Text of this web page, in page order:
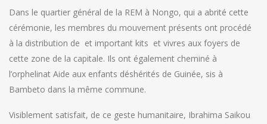
Dans le quartier général de la REM à Nongo, qui a abrité cette
cérémonie, les membres du mouvement présents ont procédé
à la distribution de et important kits et vivres aux foyers de
cette zone de la capitale. Ils ont également cheminé à
l’orphelinat Aide aux enfants déshérités de Guinée, sis à
Bambeto dans la même commune.
Visiblement satisfait, de ce geste humanitaire, Ibrahima Saikou